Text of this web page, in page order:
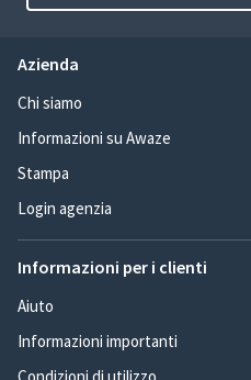
Azienda
Chi siamo
Informazioni su Awaze
Stampa
Login agenzia
Informazioni per i clienti
Aiuto
Informazioni importanti